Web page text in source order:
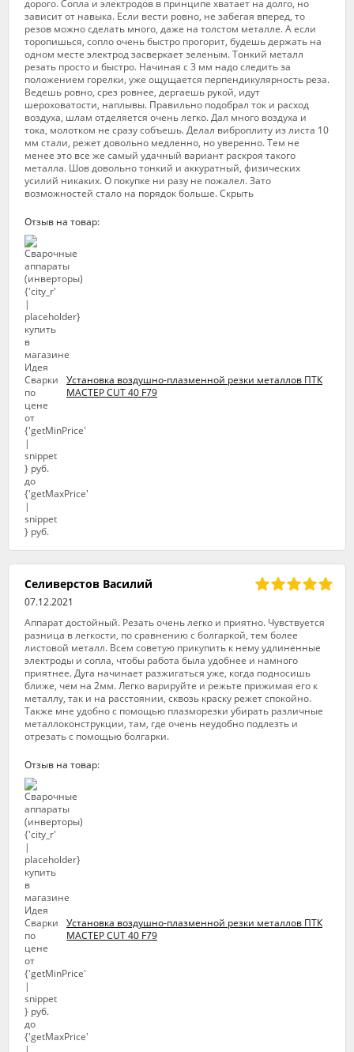
дорого. Сопла и электродов в принципе хватает на долго, но
зависит от навыка. Если вести ровно, не забегая вперед, то
резов можно сделать много, даже на толстом металле. А если
торопишься, сопло очень быстро прогорит, будешь держать на
одном месте электрод засверкает зеленым. Тонкий металл
резать просто и быстро. Начиная с 3 мм надо следить за
положением горелки, уже ощущается перпендикулярность реза.
Ведешь ровно, срез ровнее, дергаешь рукой, идут
шероховатости, наплывы. Правильно подобрал ток и расход
воздуха, шлам отделяется очень легко. Дал много воздуха и
тока, молотком не сразу собъешь. Делал виброплиту из листа 10
мм стали, режет довольно медленно, но уверенно. Тем не
менее это все же самый удачный вариант раскроя такого
металла. Шов довольно тонкий и аккуратный, физических
усилий никаких. О покупке ни разу не пожалел. Зато
возможностей стало на порядок больше. Скрыть
Отзыв на товар:
Установка воздушно-плазменной резки металлов ПТК
МАСТЕР CUT 40 F79
Селиверстов Василий
07.12.2021
Аппарат достойный. Резать очень легко и приятно. Чувствуется
разница в легкости, по сравнению с болгаркой, тем более
листовой металл. Всем советую прикупить к нему удлиненные
электроды и сопла, чтобы работа была удобнее и намного
приятнее. Дуга начинает разжигаться уже, когда подносишь
ближе, чем на 2мм. Легко варируйте и режьте прижимая его к
металлу, так и на расстоянии, сквозь краску режет спокойно.
Также мне удобно с помощью плазморезки убирать различные
металлоконструкции, там, где очень неудобно подлезть и
отрезать с помощью болгарки.
Отзыв на товар:
Установка воздушно-плазменной резки металлов ПТК
МАСТЕР CUT 40 F79